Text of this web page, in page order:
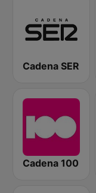
Cadena SER
Cadena 100